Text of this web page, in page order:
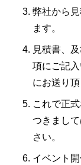
弊社から
ます。
見積書、
項にご記
にお送り頂
これで正
つきまし
さい。
イベント